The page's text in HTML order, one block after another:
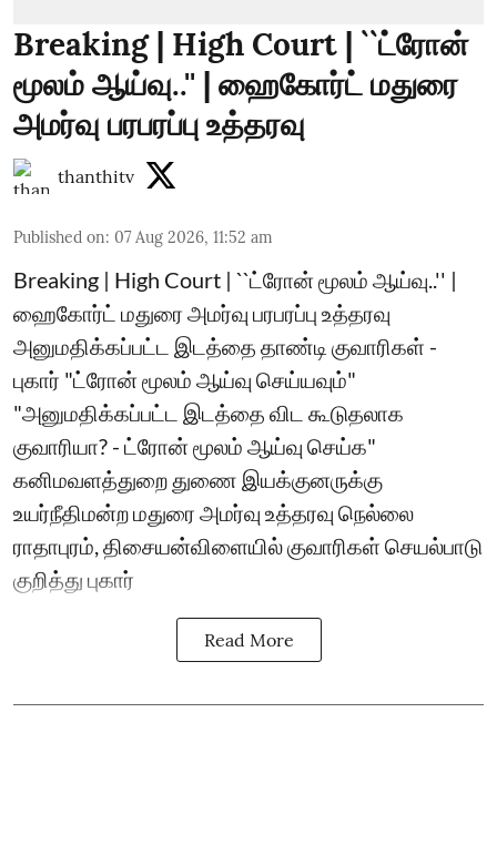
Breaking | High Court | ``ட்ரோன்
மூலம் ஆய்வு..'' | ஹைகோர்ட் மதுரை
அமர்வு பரபரப்பு உத்தரவு
thanthitv
Published on: 07 Aug 2026, 11:52 am
Breaking | High Court | ``ட்ரோன் மூலம் ஆய்வு..'' |
ஹைகோர்ட் மதுரை அமர்வு பரபரப்பு உத்தரவு
அனுமதிக்கப்பட்ட இடத்தை தாண்டி குவாரிகள் -
புகார் "ட்ரோன் மூலம் ஆய்வு செய்யவும்"
"அனுமதிக்கப்பட்ட இடத்தை விட கூடுதலாக
குவாரியா? - ட்ரோன் மூலம் ஆய்வு செய்க"
கனிமவளத்துறை துணை இயக்குனருக்கு
உயர்நீதிமன்ற மதுரை அமர்வு உத்தரவு நெல்லை
ராதாபுரம், திசையன்விளையில் குவாரிகள் செயல்பாடு
குறித்து புகார்
Read More